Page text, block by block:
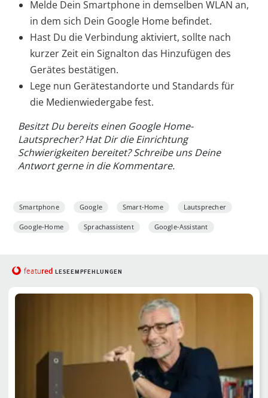
Melde Dein Smartphone in demselben WLAN an,
in dem sich Dein Google Home befindet.
Hast Du die Verbindung aktiviert, sollte nach
kurzer Zeit ein Signalton das Hinzufügen des
Gerätes bestätigen.
Lege nun Gerätestandorte und Standards für
die Medienwiedergabe fest.
Besitzt Du bereits einen Google Home-
Lautsprecher? Hat Dir die Einrichtung
Schwierigkeiten bereitet? Schreibe uns Deine
Antwort gerne in die Kommentare.
Smartphone Google Smart-Home Lautsprecher
Google-Home Sprachassistent Google-Assistant
featured LESEEMPFEHLUNGEN